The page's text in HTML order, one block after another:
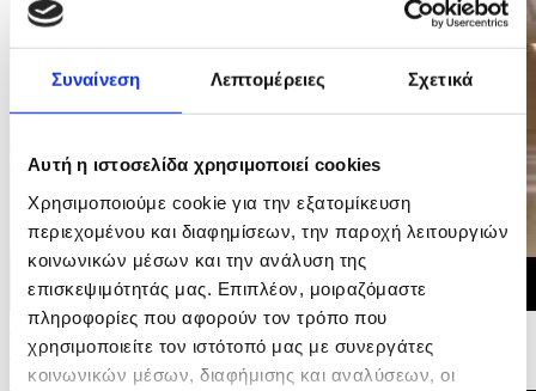
Συναίνεση Λεπτομέρειες Σχετικά
Αυτή η ιστοσελίδα χρησιμοποιεί cookies
Χρησιμοποιούμε cookie για την εξατομίκευση
περιεχομένου και διαφημίσεων, την παροχή λειτουργιών
κοινωνικών μέσων και την ανάλυση της
επισκεψιμότητάς μας. Επιπλέον, μοιραζόμαστε
πληροφορίες που αφορούν τον τρόπο που
χρησιμοποιείτε τον ιστότοπό μας με συνεργάτες
κοινωνικών μέσων, διαφήμισης και αναλύσεων, οι
29/06/2026 20:35
Δήλωση του Υπουργού Εσωτερικών για την υιοθέτηση
Συμπερασμάτων Συμβουλίου για τη Στέγαση